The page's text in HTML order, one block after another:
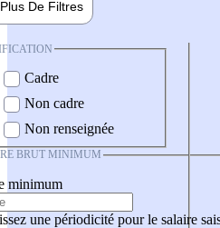
Plus De Filtres
Cadre
Non cadre
Non renseignée
BRUT MINIMUM
minimum
une périodicité pour le salaire